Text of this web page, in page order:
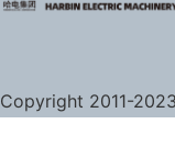
Copyright 2011-